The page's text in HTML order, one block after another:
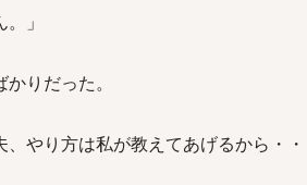
」
りだった。
やり方は私が教えてあげるから・・